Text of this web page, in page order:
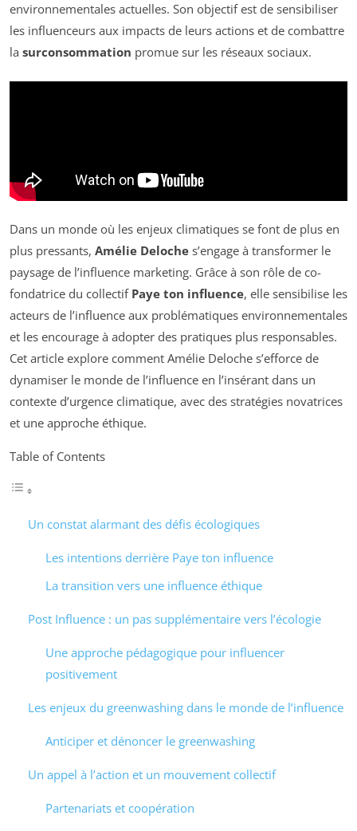
environnementales actuelles. Son objectif est de sensibiliser
les influenceurs aux impacts de leurs actions et de combattre
la surconsommation promue sur les réseaux sociaux.
Dans un monde où les enjeux climatiques se font de plus en
plus pressants, Amélie Deloche s’engage à transformer le
paysage de l’influence marketing. Grâce à son rôle de co-
fondatrice du collectif Paye ton influence, elle sensibilise les
acteurs de l’influence aux problématiques environnementales
et les encourage à adopter des pratiques plus responsables.
Cet article explore comment Amélie Deloche s’efforce de
dynamiser le monde de l’influence en l’insérant dans un
contexte d’urgence climatique, avec des stratégies novatrices
et une approche éthique.
Table of Contents
Un constat alarmant des défis écologiques
Les intentions derrière Paye ton influence
La transition vers une influence éthique
Post Influence : un pas supplémentaire vers l’écologie
Une approche pédagogique pour influencer
positivement
Les enjeux du greenwashing dans le monde de l’influence
Anticiper et dénoncer le greenwashing
Un appel à l’action et un mouvement collectif
Partenariats et coopération